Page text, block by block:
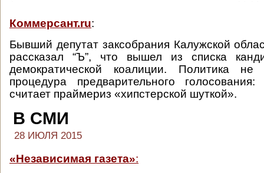
Коммерсант.ru:
Бывший депутат заксобрания Калужской
рассказал “Ъ”, что вышел из списка
демократической коалиции. Политика не
процедура предварительного
считает праймериз «хипстерской шуткой».
В СМИ
28 ИЮЛЯ 2015
«Независимая газета»: